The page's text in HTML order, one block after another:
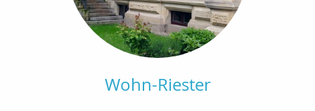
Wohn-Riester